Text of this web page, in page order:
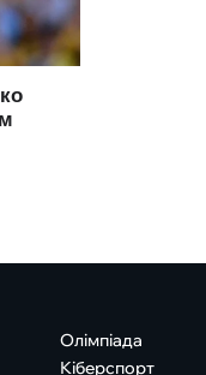
Олімпіада
Кіберспорт